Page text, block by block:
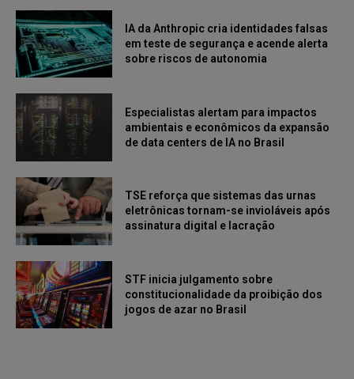
IA da Anthropic cria identidades falsas
em teste de segurança e acende alerta
sobre riscos de autonomia
Especialistas alertam para impactos
ambientais e econômicos da expansão
de data centers de IA no Brasil
TSE reforça que sistemas das urnas
eletrônicas tornam-se invioláveis após
assinatura digital e lacração
STF inicia julgamento sobre
constitucionalidade da proibição dos
jogos de azar no Brasil